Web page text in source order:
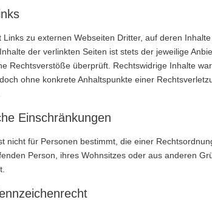
Links zu externen Webseiten Dritter, auf deren
der verlinkten Seiten ist stets der jeweilige
Rechtsverstöße überprüft. Rechtswidrige Inhalte
ohne konkrete Anhaltspunkte einer
Einschränkungen
nicht für Personen bestimmt, die einer
Person, ihres Wohnsitzes oder aus anderen